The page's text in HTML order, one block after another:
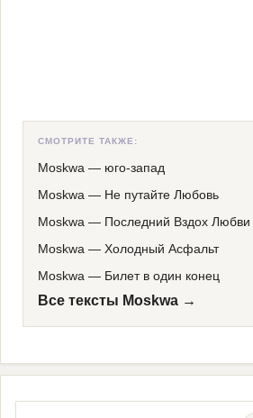
СМОТРИТЕ ТАКЖЕ:
Moskwa — юго-запад
Moskwa — Не путайте Любовь
Moskwa — Последний Вздох Любви
Moskwa — Холодный Асфальт
Moskwa — Билет в один конец
Все тексты Moskwa →